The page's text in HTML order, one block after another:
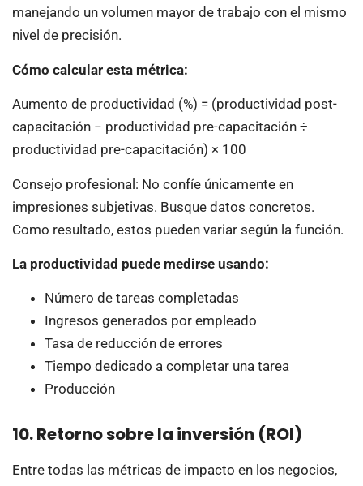
manejando un volumen mayor de trabajo con el mismo
nivel de precisión.
Cómo calcular esta métrica:
Aumento de productividad (%) = (productividad post-
capacitación − productividad pre-capacitación ÷
productividad pre-capacitación) × 100
Consejo profesional: No confíe únicamente en
impresiones subjetivas. Busque datos concretos.
Como resultado, estos pueden variar según la función.
La productividad puede medirse usando:
Número de tareas completadas
Ingresos generados por empleado
Tasa de reducción de errores
Tiempo dedicado a completar una tarea
Producción
10. Retorno sobre la inversión (ROI)
Entre todas las métricas de impacto en los negocios,